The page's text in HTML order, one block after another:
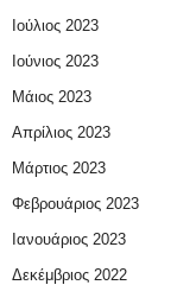
Ιούλιος 2023
Ιούνιος 2023
Μάιος 2023
Απρίλιος 2023
Μάρτιος 2023
Φεβρουάριος 2023
Ιανουάριος 2023
Δεκέμβριος 2022